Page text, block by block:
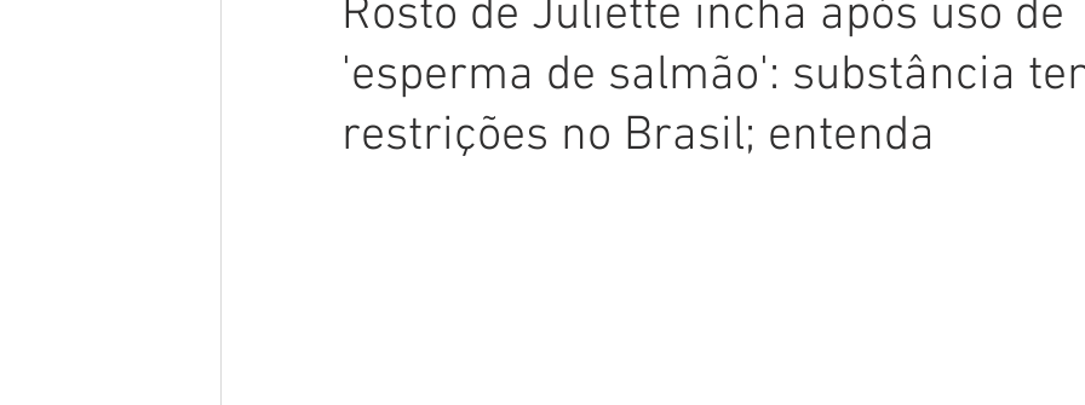
Rosto de Juliette incha após uso de
'esperma de salmão': substância
restrições no Brasil; entenda